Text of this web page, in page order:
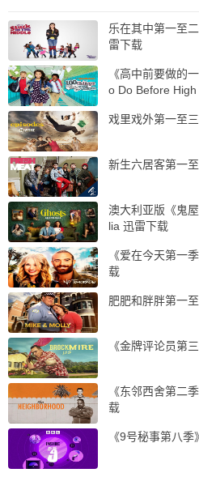
乐在其中第一至
雷下载
《高中前要做的
o Do Before
戏里戏外第一至
新生六居客第一
澳大利亚版《鬼
lia 迅雷下载
《爱在今天第一
载
肥肥和胖胖第一
《金牌评论员第
《东邻西舍第二
载
《9号秘事第八